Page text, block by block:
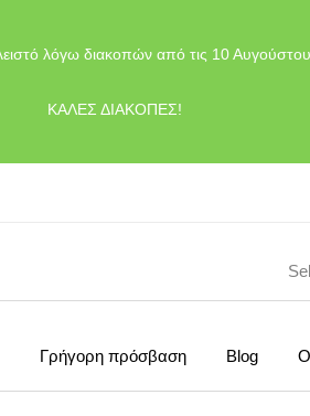
λόγω διακοπών από τις 10
ΚΑΛΕΣ ΔΙΑΚΟΠΕΣ!
Γρήγορη πρόσβαση Blog Ο